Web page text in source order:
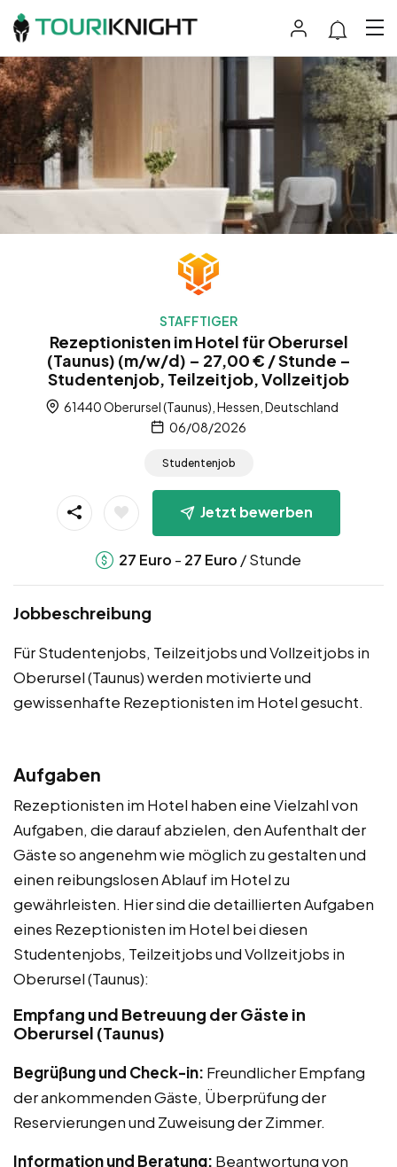
STAFFTIGER
Rezeptionisten im Hotel für Oberursel
(Taunus) (m/w/d) – 27,00 € / Stunde –
Studentenjob, Teilzeitjob, Vollzeitjob
61440 Oberursel (Taunus), Hessen, Deutschland
06/08/2026
Studentenjob
Jetzt bewerben
27 Euro - 27 Euro / Stunde
Jobbeschreibung
Für Studentenjobs, Teilzeitjobs und Vollzeitjobs in
Oberursel (Taunus) werden motivierte und
gewissenhafte Rezeptionisten im Hotel gesucht.
Aufgaben
Rezeptionisten im Hotel haben eine Vielzahl von
Aufgaben, die darauf abzielen, den Aufenthalt der
Gäste so angenehm wie möglich zu gestalten und
einen reibungslosen Ablauf im Hotel zu
gewährleisten. Hier sind die detaillierten Aufgaben
eines Rezeptionisten im Hotel bei diesen
Studentenjobs, Teilzeitjobs und Vollzeitjobs in
Oberursel (Taunus):
Empfang und Betreuung der Gäste in
Oberursel (Taunus)
Begrüßung und Check-in: Freundlicher Empfang
der ankommenden Gäste, Überprüfung der
Reservierungen und Zuweisung der Zimmer.
Information und Beratung: Beantwortung von